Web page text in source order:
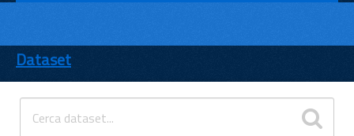
ENTI
TEMI
INFORMAZIONI
Dataset